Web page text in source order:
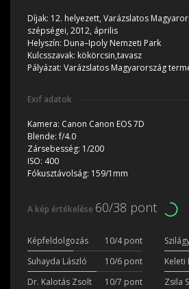
Díjak: 12. helyezett, Varázslatos
szépségei, 2012, április
Helyszín: Duna–Ipoly Nemzeti Park
Kulcsszavak: kökörcsin,tavasz
Pályázat: Varázslatos Magyarország
Exif adatok
Kamera: Canon Canon EOS 7D
Blende:f/4.0
Zársebesség: 1/200
ISO: 400
Fókusztávolság: 159/1mm
A kép értékelése 60/38 pont
Képfeldolgozás 10/4 pont
Suhayda László
10/6 pont Keleti
Dr. Kalotás Zsolt
10/7 pont Zsila